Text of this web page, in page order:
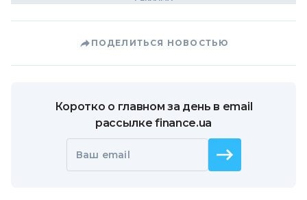
ПОДЕЛИТЬСЯ НОВОСТЬЮ
Коротко о главном за день в email
рассылке finance.ua
Ваш email